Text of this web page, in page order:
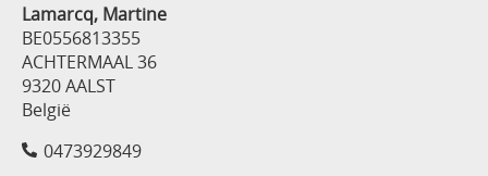
Lamarcq, Martine
BE0556813355
ACHTERMAAL 36
9320 AALST
België
0473929849